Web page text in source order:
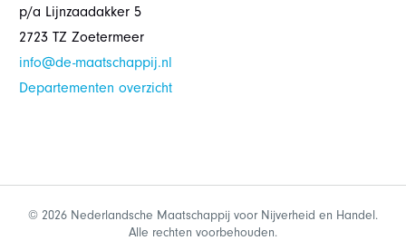
p/a Lijnzaadakker 5
2723 TZ Zoetermeer
info@de-maatschappij.nl
Departementen overzicht
© 2026 Nederlandsche Maatschappij voor Nijverheid en Handel.
Alle rechten voorbehouden.